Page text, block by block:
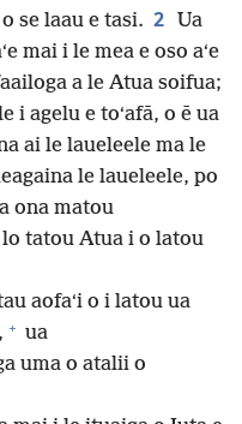
se laau e tasi. 2
Ua
mai i le mea e oso aʻe
a le Atua soifua;
i agelu e toʻafā, o ē ua
ai le laueleele ma le
le laueleele, po
ona matou
tatou Atua i o latou
aofaʻi o i latou ua
+ ua
uma o atalii o